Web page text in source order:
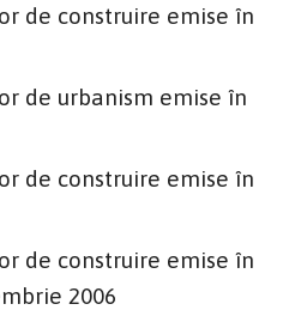
de construire emise în
de urbanism emise în
de construire emise în
de construire emise în
2006